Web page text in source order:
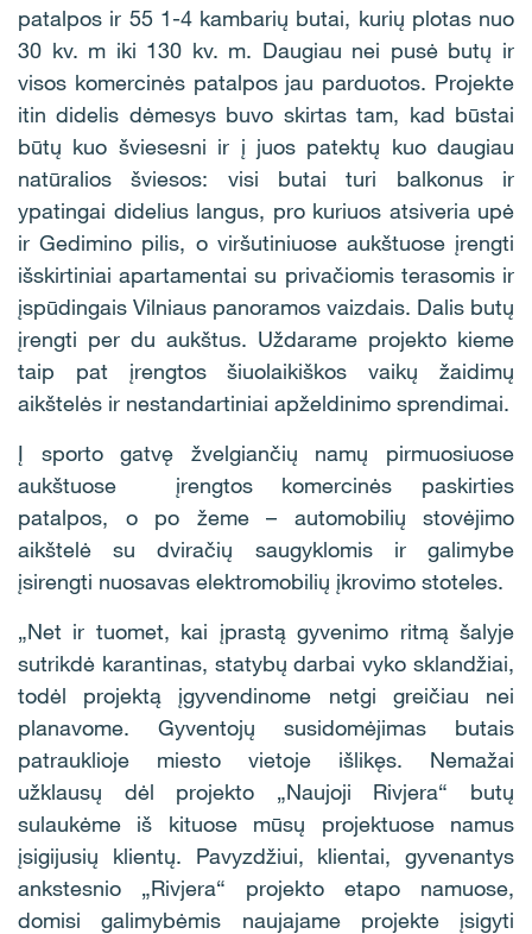
patalpos ir 55 1-4 kambarių butai, kurių plotas nuo
30 kv. m iki 130 kv. m. Daugiau nei pusė butų ir
visos komercinės patalpos jau parduotos. Projekte
itin didelis dėmesys buvo skirtas tam, kad būstai
būtų kuo šviesesni ir į juos patektų kuo daugiau
natūralios šviesos: visi butai turi balkonus ir
ypatingai didelius langus, pro kuriuos atsiveria upė
ir Gedimino pilis, o viršutiniuose aukštuose įrengti
išskirtiniai apartamentai su privačiomis terasomis ir
įspūdingais Vilniaus panoramos vaizdais. Dalis butų
įrengti per du aukštus. Uždarame projekto kieme
taip pat įrengtos šiuolaikiškos vaikų žaidimų
aikštelės ir nestandartiniai apželdinimo sprendimai.
Į sporto gatvę žvelgiančių namų pirmuosiuose
aukštuose įrengtos komercinės paskirties
patalpos, o po žeme – automobilių stovėjimo
aikštelė su dviračių saugyklomis ir galimybe
įsirengti nuosavas elektromobilių įkrovimo stoteles.
„Net ir tuomet, kai įprastą gyvenimo ritmą šalyje
sutrikdė karantinas, statybų darbai vyko sklandžiai,
todėl projektą įgyvendinome netgi greičiau nei
planavome. Gyventojų susidomėjimas butais
patrauklioje miesto vietoje išlikęs. Nemažai
užklausų dėl projekto „Naujoji Rivjera“ butų
sulaukėme iš kituose mūsų projektuose namus
įsigijusių klientų. Pavyzdžiui, klientai, gyvenantys
ankstesnio „Rivjera“ projekto etapo namuose,
domisi galimybėmis naujajame projekte įsigyti